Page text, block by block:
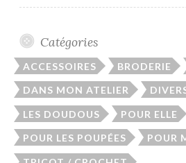
Catégories
ACCESSOIRES BRODERIE
DANS MON ATELIER
LES DOUDOUS POUR ELLE
POUR LES POUPÉES POUR